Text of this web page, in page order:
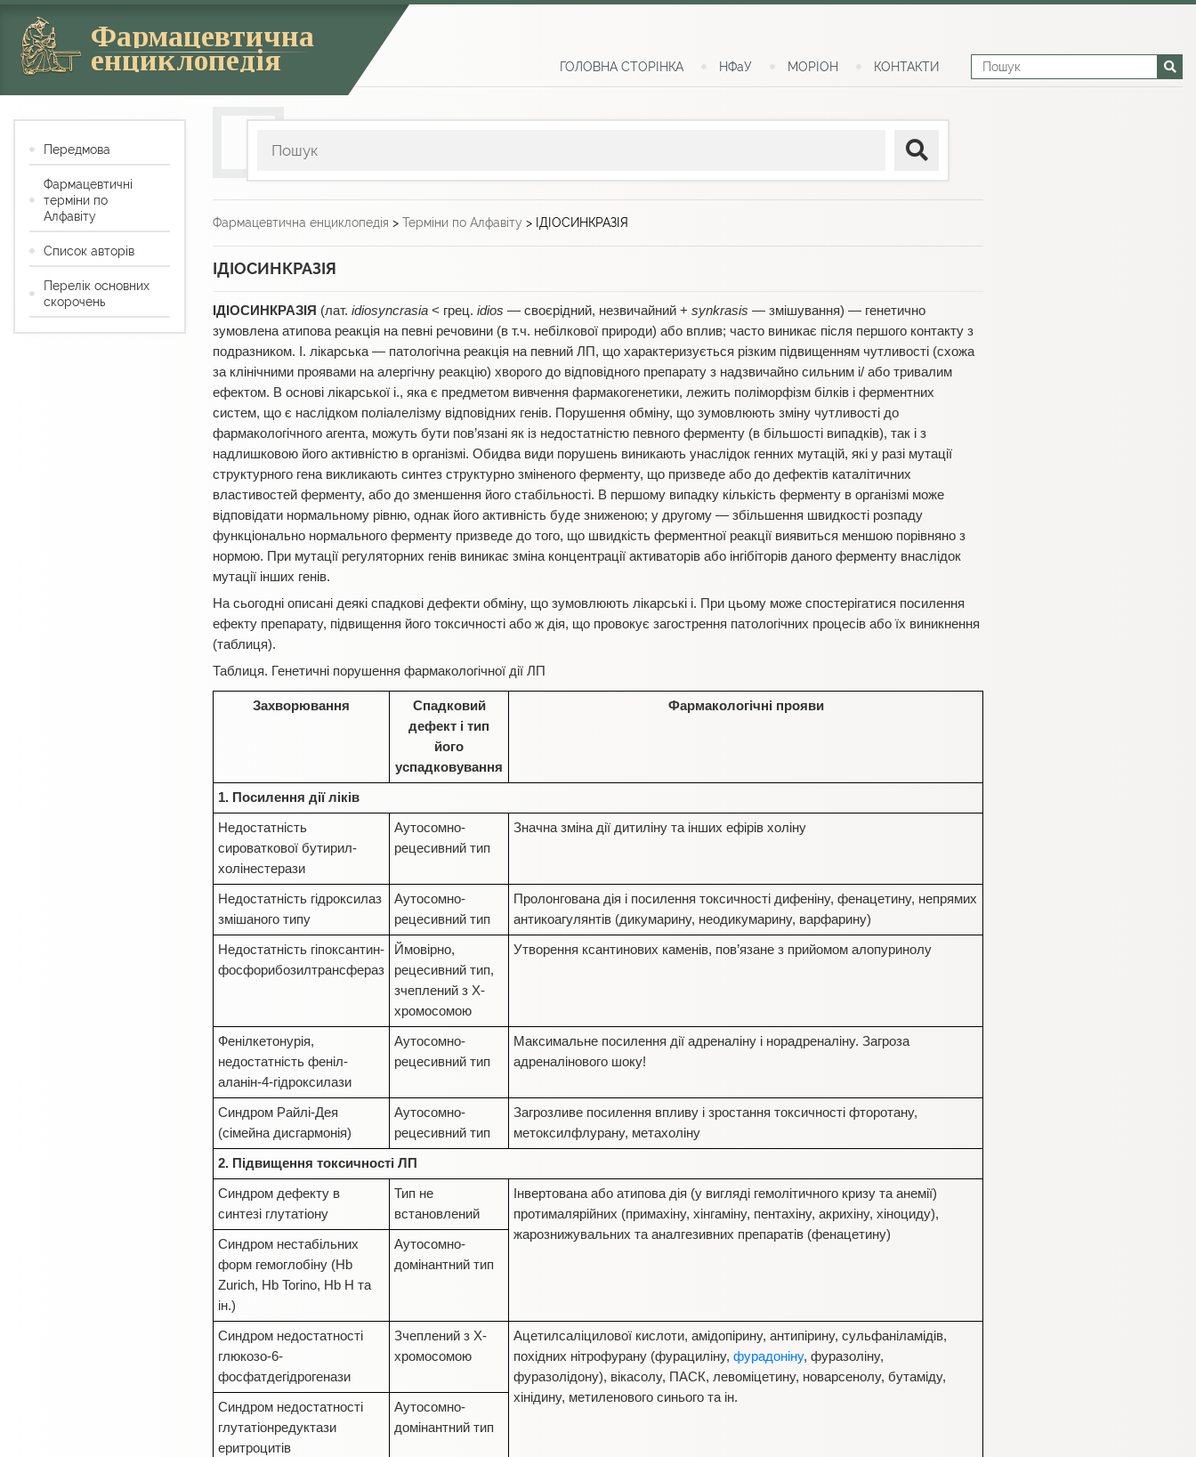
Фармацевтична
енциклопедія ГОЛОВНА СТОРІНКА НФаУ МОРІОН КОНТАКТИ
Фармацевтична енциклопедія > Терміни по Алфавіту > ІДІОСИНКРАЗІЯ
ІДІОСИНКРАЗІЯ
ІДІОСИНКРАЗIЯ (лат. idiosyncrasia < грец. іdios — своєрідний, незвичайний + synkrasis — змішування) — генетично
зумовлена атипова реакція на певні речовини (в т.ч. небілкової природи) або вплив; часто виникає після першого контакту з
подразником. І. лікарська — патологічна реакція на певний ЛП, що характеризується різким підвищенням чутливості (схожа
за клінічними проявами на алергічну реакцію) хворого до відповідного препарату з надзвичайно сильним і/ або тривалим
ефектом. В основі лікарської і., яка є предметом вивчення фармакогенетики, лежить поліморфізм білків і ферментних
систем, що є наслідком поліалелізму відповідних генів. Порушення обміну, що зумовлюють зміну чутливості до
фармакологічного агента, можуть бути пов’язані як із недостатністю певного ферменту (в більшості випадків), так і з
надлишковою його активністю в організмі. Обидва види порушень виникають унаслідок генних мутацій, які у разі мутації
структурного гена викликають синтез структурно зміненого ферменту, що призведе або до дефектів каталітичних
властивостей ферменту, або до зменшення його стабільності. В першому випадку кількість ферменту в організмі може
відповідати нормальному рівню, однак його активність буде зниженою; у другому — збільшення швидкості розпаду
функціонально нормального ферменту призведе до того, що швидкість ферментної реакції виявиться меншою порівняно з
нормою. При мутації регуляторних генів виникає зміна концентрації активаторів або інгібіторів даного ферменту внаслідок
мутації інших генів.
На сьогодні описані деякі спадкові дефекти обміну, що зумовлюють лікарські і. При цьому може спостерігатися посилення
ефекту препарату, підвищення його токсичності або ж дія, що провокує загострення патологічних процесів або їх виникнення
(таблиця).
Таблиця. Генетичні порушення фармакологічної дії ЛП
Захворювання
Спадковий
дефект і тип
його
успадковування
Фармакологічні прояви
1. Посилення дії ліків
Недостатність
сироваткової бутирил-
холінестерази
Аутосомно-
рецесивний тип
Значна зміна дії дитиліну та інших ефірів холіну
Недостатність гідроксилаз
змішаного типу
Аутосомно-
рецесивний тип
Пролонгована дія і посилення токсичності дифеніну, фенацетину, непрямих
антикоагулянтів (дикумарину, неодикумарину, варфарину)
Недостатність гіпоксантин-
фосфорибозилтрансфераз
Ймовірно,
рецесивний тип,
зчеплений з Х-
хромосомою
Утворення ксантинових каменів, пов’язане з прийомом алопуринолу
Фенілкетонурія,
недостатність феніл-
аланін-4-гідроксилази
Аутосомно-
рецесивний тип
Максимальне посилення дії адреналіну і норадреналіну. Загроза
адреналінового шоку!
Синдром Райлі-Дея
(сімейна дисгармонія)
Аутосомно-
рецесивний тип
Загрозливе посилення впливу і зростання токсичності фторотану,
метоксилфлурану, метахоліну
2. Підвищення токсичності ЛП
Синдром дефекту в
синтезі глутатіону
Тип не
встановлений
Інвертована або атипова дія (у вигляді гемолітичного кризу та анемії)
протималярійних (примахіну, хінгаміну, пентахіну, акрихіну, хіноциду),
жарознижувальних та аналгезивних препаратів (фенацетину)
Синдром нестабільних
форм гемоглобіну (Hb
Zurich, Hb Torino, Hb H та
ін.)
Аутосомно-
домінантний тип
Синдром недостатності
глюкозо-6-
фосфатдегідрогенази
Зчеплений з Х-
хромосомою
Ацетилсаліцилової кислоти, амідопірину, антипірину, сульфаніламідів,
похідних нітрофурану (фурациліну, фурадоніну, фуразоліну,
фуразолідону), вікасолу, ПАСК, левоміцетину, новарсенолу, бутаміду,
хінідину, метиленового синього та ін.
Синдром недостатності
глутатіонредуктази
еритроцитів
Аутосомно-
домінантний тип
Передмова
Фармацевтичні
терміни по
Алфавіту
Список авторів
Перелік основних
скорочень